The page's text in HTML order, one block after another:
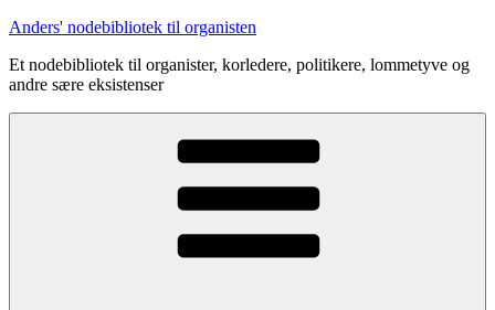
Videre
indhold
Anders' nodebibliotek til organisten
Et nodebibliotek til organister, korledere, politikere, lommetyve og
andre sære eksistenser